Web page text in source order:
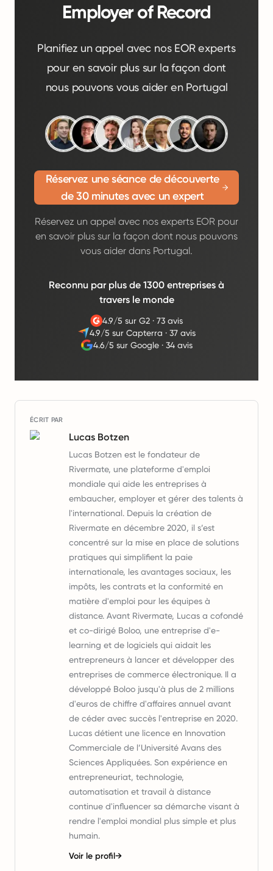
Employer of Record
Planifiez un appel avec nos EOR experts
pour en savoir plus sur la façon dont
nous pouvons vous aider en Portugal
Réservez une séance de découverte
de 30 minutes avec un expert
Réservez un appel avec nos experts EOR pour
en savoir plus sur la façon dont nous pouvons
vous aider dans Portugal.
Reconnu par plus de 1300 entreprises à
travers le monde
4.9/5 sur G2 ·73 avis
4.9/5 sur Capterra ·37 avis
4.6/5 sur Google· 34 avis
ÉCRIT PAR
Lucas Botzen
Lucas Botzen est le fondateur de
Rivermate, une plateforme d'emploi
mondiale qui aide les entreprises à
embaucher, employer et gérer des talents à
l'international. Depuis la création de
Rivermate en décembre 2020, il s’est
concentré sur la mise en place de solutions
pratiques qui simplifient la paie
internationale, les avantages sociaux, les
impôts, les contrats et la conformité en
matière d'emploi pour les équipes à
distance. Avant Rivermate, Lucas a cofondé
et co-dirigé Boloo, une entreprise d'e-
learning et de logiciels qui aidait les
entrepreneurs à lancer et développer des
entreprises de commerce électronique. Il a
développé Boloo jusqu'à plus de 2 millions
d'euros de chiffre d'affaires annuel avant
de céder avec succès l'entreprise en 2020.
Lucas détient une licence en Innovation
Commerciale de l’Université Avans des
Sciences Appliquées. Son expérience en
entrepreneuriat, technologie,
automatisation et travail à distance
continue d'influencer sa démarche visant à
rendre l'emploi mondial plus simple et plus
humain.
Voir le profil→